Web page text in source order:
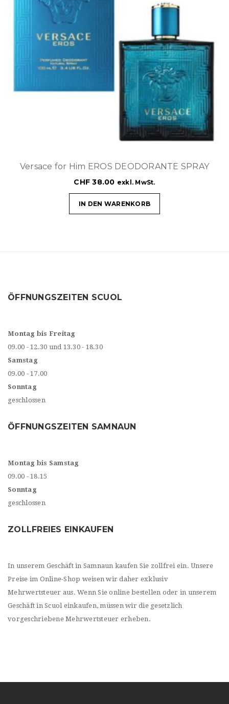
Versace for Him EROS DEODORANTE SPRAY
CHF 38.00 exkl. MwSt.
IN DEN WARENKORB
ÖFFNUNGSZEITEN SCUOL
Montag bis Freitag
09.00 - 12.30 und 13.30 - 18.30
Samstag
09.00 - 17.00
Sonntag
geschlossen
ÖFFNUNGSZEITEN SAMNAUN
Montag bis Samstag
09.00 - 18.15
Sonntag
geschlossen
ZOLLFREIES EINKAUFEN
In unserem Geschäft in Samnaun kaufen Sie zollfrei ein. Unsere
Preise im Online-Shop weisen wir daher exklusiv
Mehrwertsteuer aus. Wenn Sie online bestellen oder in unserem
Geschäft in Scuol einkaufen, müssen wir die gesetzlich
vorgeschriebene Mehrwertsteuer erheben.